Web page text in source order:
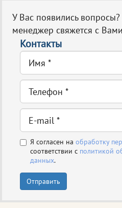
У Вас появились
менеджер свяжется с
Контакты
Я согласен на обработку
соответствии с политикой
данных.
Отправить